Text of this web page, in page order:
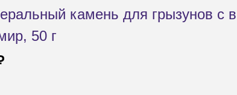
камень для грызунов с
50 г